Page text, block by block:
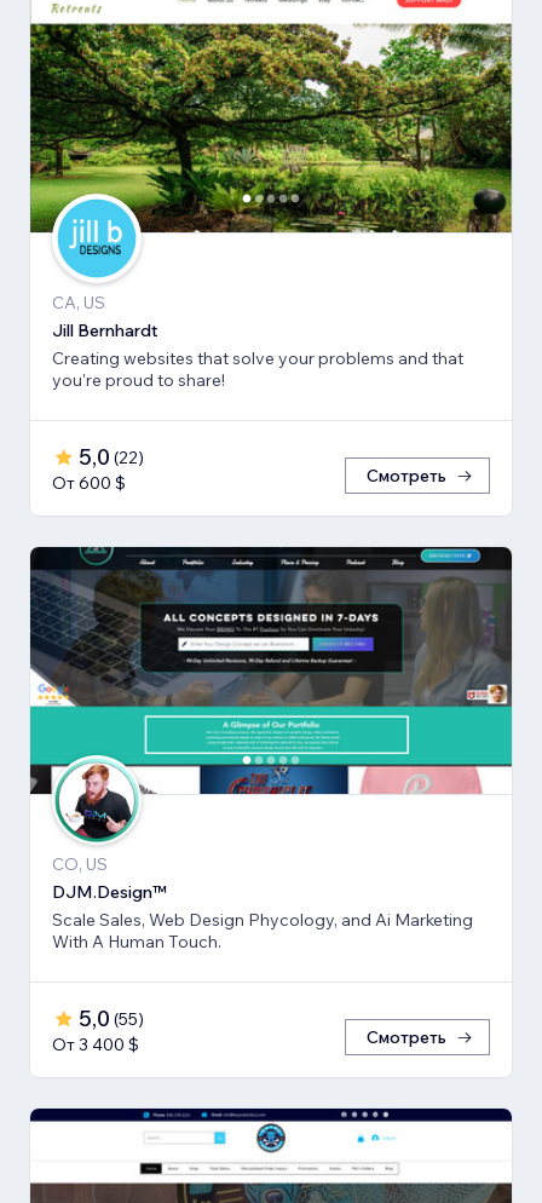
CA, US
Jill Bernhardt
Creating websites that solve your problems and that
you're proud to share!
5,0 (22)
От 600 $
Смотреть
CO, US
DJM.Design™
Scale Sales, Web Design Phycology, and Ai Marketing
With A Human Touch.
5,0 (55)
От 3 400 $
Смотреть